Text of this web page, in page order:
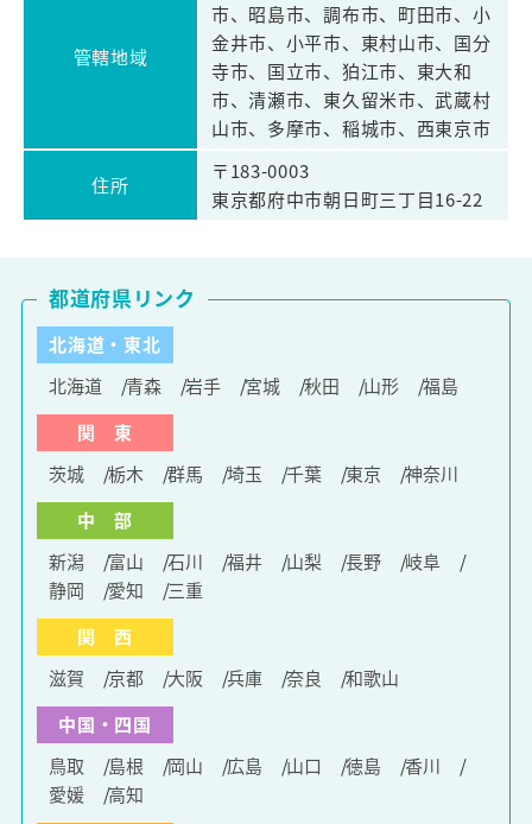
管轄地域
市、昭島市、調布市、町田市、小
金井市、小平市、東村山市、国分
寺市、国立市、狛江市、東大和
市、清瀬市、東久留米市、武蔵村
山市、多摩市、稲城市、西東京市
住所
〒183-0003
東京都府中市朝日町三丁目16-22
北海道・東北
北海道
青森 岩手 宮城 秋田 山形
福島
関 東
茨城
栃木 群馬 埼玉 千葉 東京
神奈川
中 部
新潟
富山 石川 福井 山梨 長野
岐阜
静岡
愛知
三重
関 西
滋賀
京都 大阪 兵庫 奈良
和歌山
中国・四国
鳥取
島根 岡山 広島 山口 徳島
香川
愛媛
高知
都道府県リンク